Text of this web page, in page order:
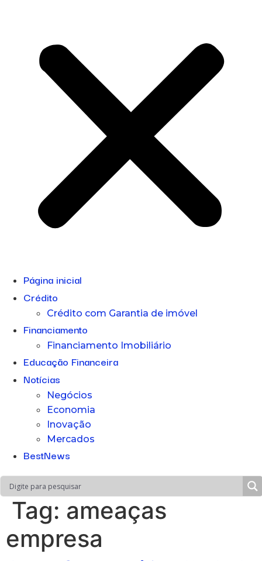
Página inicial
Crédito
Crédito com Garantia de imóvel
Financiamento
Financiamento Imobiliário
Educação Financeira
Notícias
Negócios
Economia
Inovação
Mercados
BestNews
Tag: ameaças
empresa